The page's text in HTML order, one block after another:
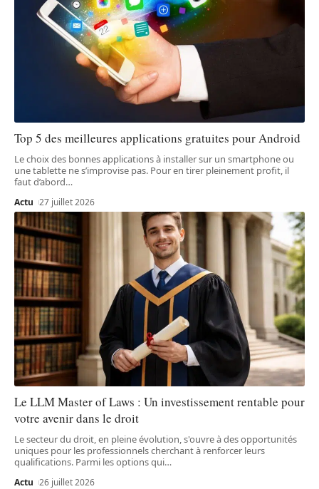
Top 5 des meilleures applications gratuites pour Android
Le choix des bonnes applications à installer sur un smartphone ou
une tablette ne s’improvise pas. Pour en tirer pleinement profit, il
faut d’abord…
Actu 27 juillet 2026
Le LLM Master of Laws : Un investissement rentable pour
votre avenir dans le droit
Le secteur du droit, en pleine évolution, s'ouvre à des opportunités
uniques pour les professionnels cherchant à renforcer leurs
qualifications. Parmi les options qui…
Actu 26 juillet 2026